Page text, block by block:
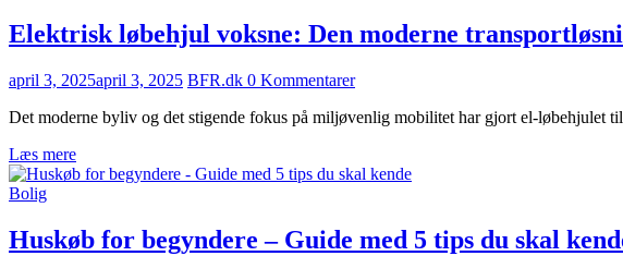
Elektrisk løbehjul voksne: Den moderne
april 3, 2025april 3, 2025 BFR.dk 0 Kommentarer
Det moderne byliv og det stigende fokus på miljøvenlig mobilitet har gjort el-løbehjulet
Læs mere
Bolig
Huskøb for begyndere – Guide med 5 tips du skal